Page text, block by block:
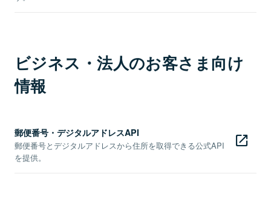
ビジネス・法人のお客さま向け
情報
郵便番号・デジタルアドレスAPI
郵便番号とデジタルアドレスから住所を取得できる公式API
を提供。